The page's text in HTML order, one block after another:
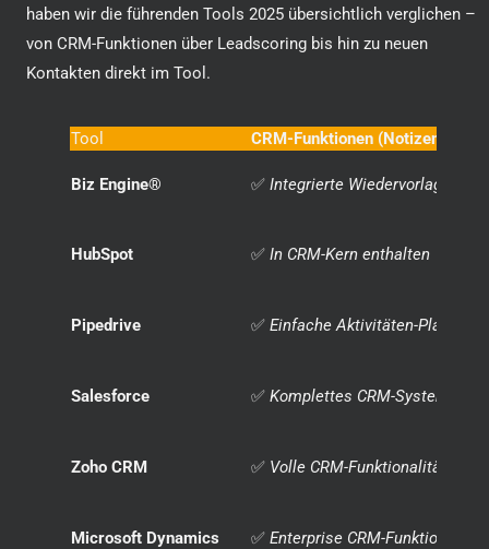
haben wir die führenden Tools 2025 übersichtlich verglichen –
von CRM-Funktionen über Leadscoring bis hin zu neuen
Kontakten direkt im Tool.
Tool CRM-Funktionen (Notizen,
Biz Engine® ✅ Integrierte Wiedervorlagen &
HubSpot ✅ In CRM-Kern enthalten
Pipedrive ✅ Einfache Aktivitäten-Planung
Salesforce ✅ Komplettes CRM-System
Zoho CRM ✅ Volle CRM-Funktionalität
Microsoft Dynamics ✅ Enterprise CRM-Funktionalität